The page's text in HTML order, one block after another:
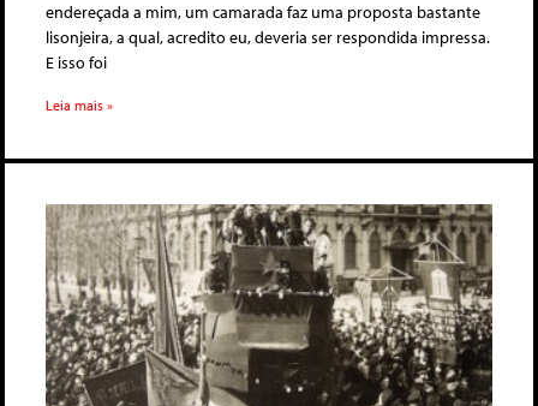
endereçada a mim, um camarada faz uma proposta bastante
lisonjeira, a qual, acredito eu, deveria ser respondida impressa.
E isso foi
Leia mais »